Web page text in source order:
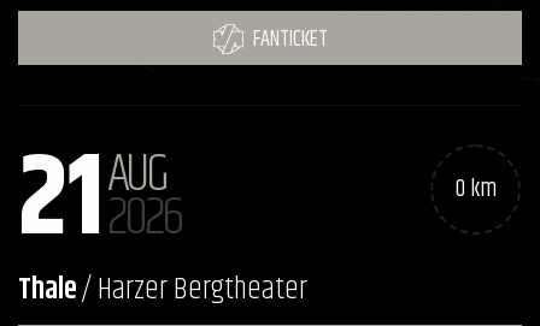
FANTICKET
21AUG
2026 0 km
Thale/ Harzer Bergtheater